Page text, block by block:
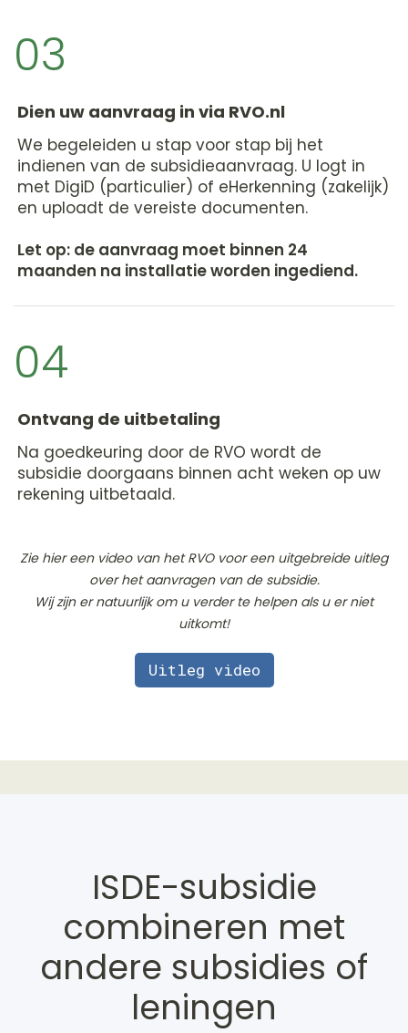
03
Dien uw aanvraag in via RVO.nl
We begeleiden u stap voor stap bij het
indienen van de subsidieaanvraag. U logt in
met DigiD (particulier) of eHerkenning (zakelijk)
en uploadt de vereiste documenten.
Let op: de aanvraag moet binnen 24
maanden na installatie worden ingediend.
04
Ontvang de uitbetaling
Na goedkeuring door de RVO wordt de
subsidie doorgaans binnen acht weken op uw
rekening uitbetaald.
Zie hier een video van het RVO voor een uitgebreide uitleg
over het aanvragen van de subsidie.
Wij zijn er natuurlijk om u verder te helpen als u er niet
uitkomt!
Uitleg video
ISDE-subsidie
combineren met
andere subsidies of
leningen